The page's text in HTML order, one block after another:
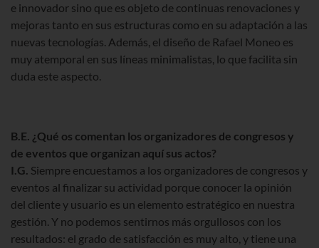
e innovador sino que es objeto de continuas renovaciones y
mejoras tanto en sus estructuras como en su adaptación a las
nuevas tecnologías. Además, el diseño de Rafael Moneo es
muy atemporal en sus líneas minimalistas, lo que facilita sin
duda este aspecto.
B.E. ¿Qué os comentan los organizadores de congresos y
de eventos que organizan aquí sus actos?
I.G. Siempre encuestamos a los organizadores de congresos y
eventos al finalizar su actividad porque conocer la opinión
del cliente y usuario es un elemento estratégico en nuestra
gestión. Y no podemos sentirnos más orgullosos con los
resultados: el grado de satisfacción es muy alto, y tiene una